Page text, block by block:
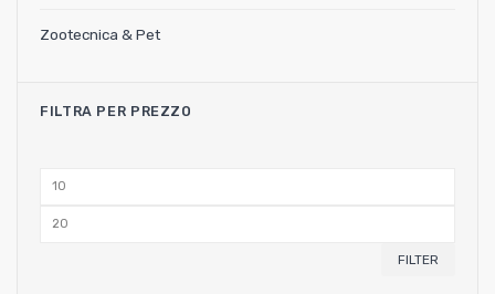
Zootecnica & Pet
FILTRA PER PREZZO
Min
Max
FILTER